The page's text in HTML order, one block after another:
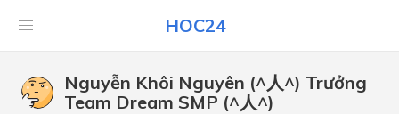
HOC24
Nguyễn Khôi Nguyên (^人^) Trưởng
Team Dream SMP (^人^)